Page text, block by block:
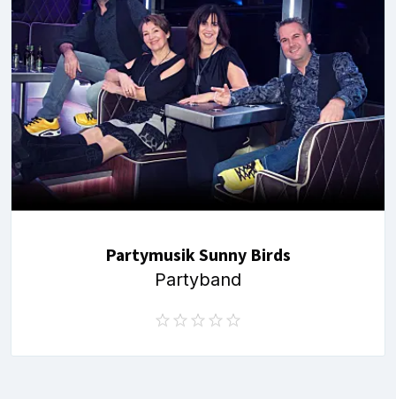
Partymusik Sunny Birds
Partyband